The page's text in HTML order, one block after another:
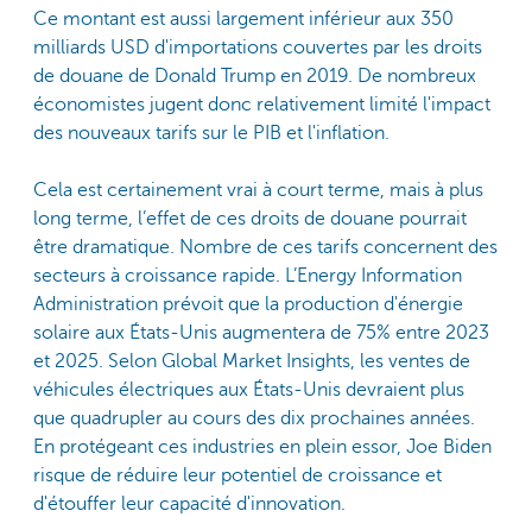
Ce montant est aussi largement inférieur aux 350
milliards USD d'importations couvertes par les droits
de douane de Donald Trump en 2019. De nombreux
économistes jugent donc relativement limité l'impact
des nouveaux tarifs sur le PIB et l'inflation.
Cela est certainement vrai à court terme, mais à plus
long terme, l’effet de ces droits de douane pourrait
être dramatique. Nombre de ces tarifs concernent des
secteurs à croissance rapide. L’Energy Information
Administration prévoit que la production d'énergie
solaire aux États-Unis augmentera de 75% entre 2023
et 2025. Selon Global Market Insights, les ventes de
véhicules électriques aux États-Unis devraient plus
que quadrupler au cours des dix prochaines années.
En protégeant ces industries en plein essor, Joe Biden
risque de réduire leur potentiel de croissance et
d'étouffer leur capacité d'innovation.